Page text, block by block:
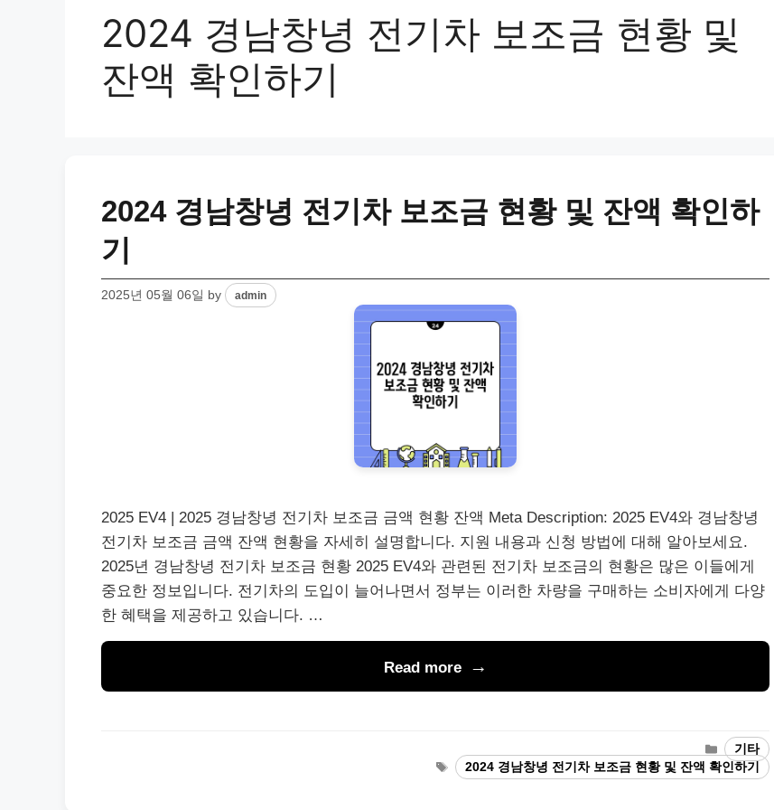
2024 경남창녕 전기차 보조금 현황 및
잔액 확인하기
2024 경남창녕 전기차 보조금 현황 및 잔액 확인하
기
2025년 05월 06일 by admin
2025 EV4 | 2025 경남창녕 전기차 보조금 금액 현황 잔액 Meta Description: 2025 EV4와 경남창녕
전기차 보조금 금액 잔액 현황을 자세히 설명합니다. 지원 내용과 신청 방법에 대해 알아보세요.
2025년 경남창녕 전기차 보조금 현황 2025 EV4와 관련된 전기차 보조금의 현황은 많은 이들에게
중요한 정보입니다. 전기차의 도입이 늘어나면서 정부는 이러한 차량을 구매하는 소비자에게 다양
한 혜택을 제공하고 있습니다. …
Read more
Categories
기타
Tags
2024 경남창녕 전기차 보조금 현황 및 잔액 확인하기